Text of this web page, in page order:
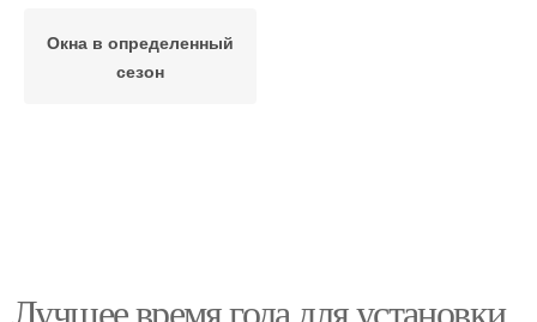
Окна в определенный
сезон